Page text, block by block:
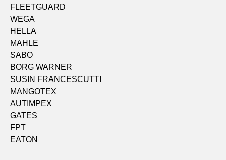
FLEETGUARD
WEGA
HELLA
MAHLE
SABO
BORG WARNER
SUSIN FRANCESCUTTI
MANGOTEX
AUTIMPEX
GATES
FPT
EATON